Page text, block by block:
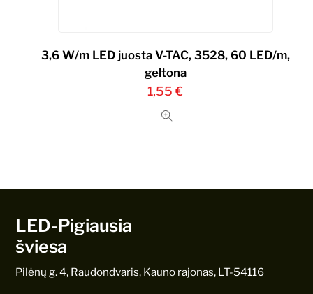
3,6 W/m LED juosta V-TAC, 3528, 60 LED/m,
geltona
1,55€
LED-Pigiausia
šviesa
Pilėnų g. 4, Raudondvaris, Kauno rajonas, LT-54116